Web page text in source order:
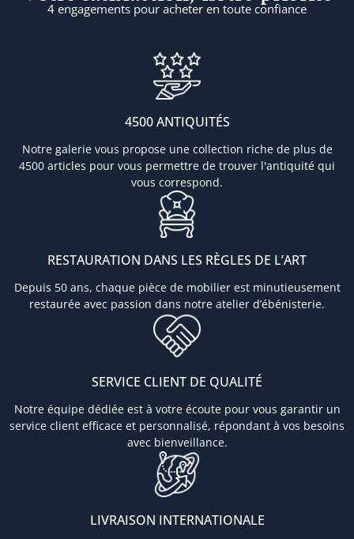
4 engagements pour acheter en toute confiance
4500 ANTIQUITÉS
Notre galerie vous propose une collection riche de plus de
4500 articles pour vous permettre de trouver l'antiquité qui
vous correspond.
RESTAURATION DANS LES RÈGLES DE L’ART
Depuis 50 ans, chaque pièce de mobilier est minutieusement
restaurée avec passion dans notre atelier d’ébénisterie.
SERVICE CLIENT DE QUALITÉ
Notre équipe dédiée est à votre écoute pour vous garantir un
service client efficace et personnalisé, répondant à vos besoins
avec bienveillance.
LIVRAISON INTERNATIONALE